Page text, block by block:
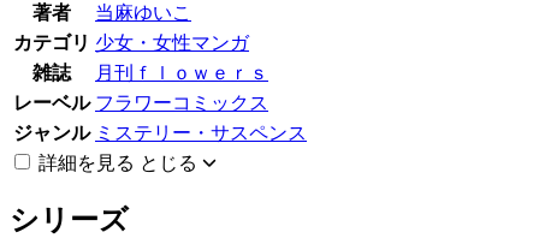
著者
当麻ゆいこ
カテゴリ 少女・女性マンガ
雑誌
月刊ｆｌｏｗｅｒｓ
レーベル フラワーコミックス
ジャンル ミステリー・サスペンス
詳細を見る とじる
シリーズ